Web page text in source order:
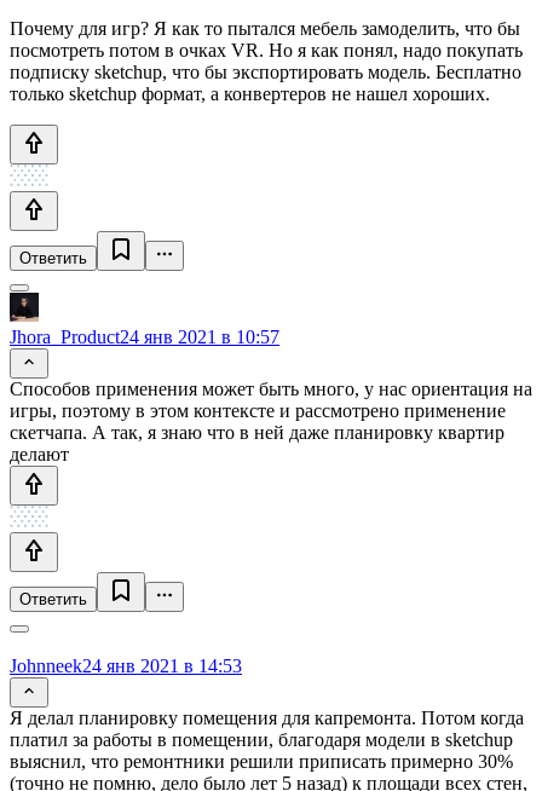
Почему для игр? Я как то пытался мебель замоделить, что бы
посмотреть потом в очках VR. Но я как понял, надо покупать
подписку sketchup, что бы экспортировать модель. Бесплатно
только sketchup формат, а конвертеров не нашел хороших.
Ответить
Jhora_Product24 янв 2021 в 10:57
Способов применения может быть много, у нас ориентация на
игры, поэтому в этом контексте и рассмотрено применение
скетчапа. А так, я знаю что в ней даже планировку квартир
делают
Ответить
Johnneek24 янв 2021 в 14:53
Я делал планировку помещения для капремонта. Потом когда
платил за работы в помещении, благодаря модели в sketchup
выяснил, что ремонтники решили приписать примерно 30%
(точно не помню, дело было лет 5 назад) к площади всех стен,